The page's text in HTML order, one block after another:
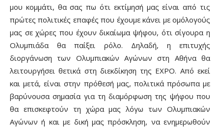
μου κομμάτι, θα σας πω ότι εκτίμησή μας είναι από τις
πρώτες πολιτικές επαφές που έχουμε κάνει με ομόλογούς
μας σε χώρες που έχουν δικαίωμα ψήφου, ότι σίγουρα η
Ολυμπιάδα θα παίξει ρόλο. Δηλαδή, η επιτυχής
διοργάνωση των Ολυμπιακών Αγώνων στη Αθήνα θα
λειτουργήσει θετικά στη διεκδίκηση της ΕΧΡΟ. Από εκεί
και μετά, είναι στην πρόθεσή μας, πολιτικά πρόσωπα με
βαρύνουσα σημασία για τη διαμόρφωση της ψήφου που
θα επισκεφτούν τη χώρα μας λόγω των Ολυμπιακών
Αγώνων ή και με δική μας πρόσκληση, να ενημερωθούν